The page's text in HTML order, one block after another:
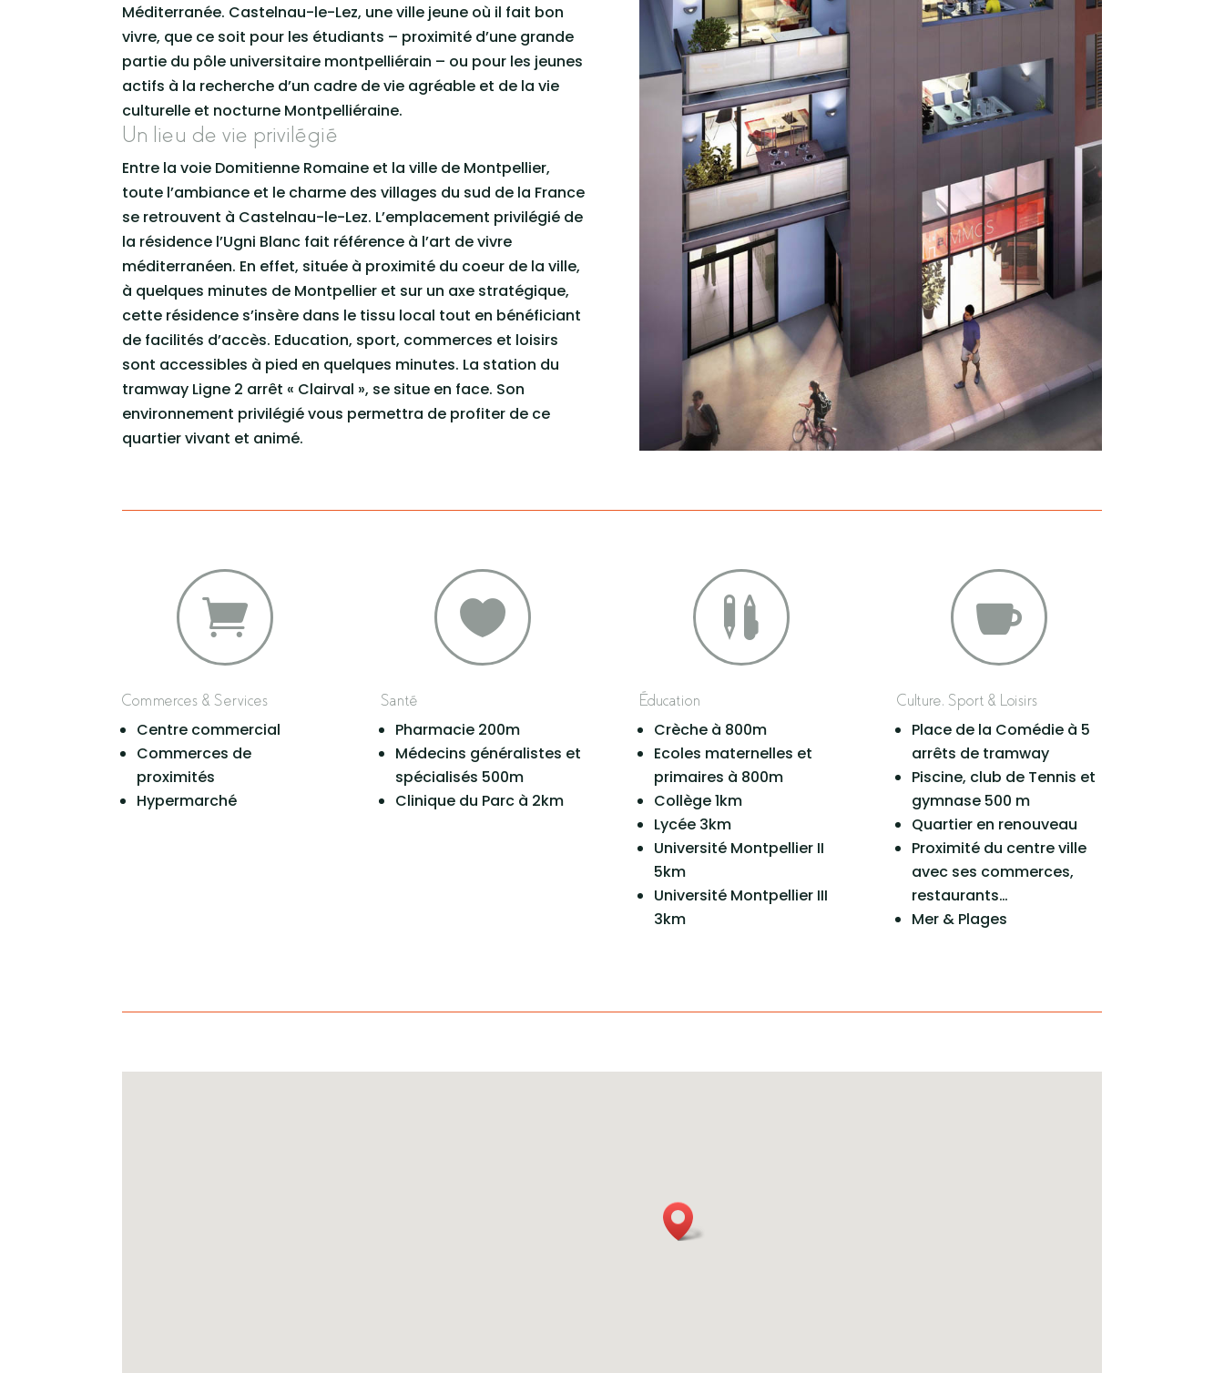
Méditerranée. Castelnau-le-Lez, une ville jeune où il fait bon
vivre, que ce soit pour les étudiants – proximité d’une grande
partie du pôle universitaire montpelliérain – ou pour les jeunes
actifs à la recherche d’un cadre de vie agréable et de la vie
culturelle et nocturne Montpelliéraine.
Un lieu de vie privilégié
Entre la voie Domitienne Romaine et la ville de Montpellier,
toute l’ambiance et le charme des villages du sud de la France
se retrouvent à Castelnau-le-Lez. L’emplacement privilégié de
la résidence l’Ugni Blanc fait référence à l’art de vivre
méditerranéen. En effet, située à proximité du coeur de la ville,
à quelques minutes de Montpellier et sur un axe stratégique,
cette résidence s’insère dans le tissu local tout en bénéficiant
de facilités d’accès. Education, sport, commerces et loisirs
sont accessibles à pied en quelques minutes. La station du
tramway Ligne 2 arrêt « Clairval », se situe en face. Son
environnement privilégié vous permettra de profiter de ce
quartier vivant et animé.

Commerces & Services
Centre commercial
Commerces de
proximités
Hypermarché

Santé
Pharmacie 200m
Médecins généralistes et
spécialisés 500m
Clinique du Parc à 2km

Éducation
Crèche à 800m
Ecoles maternelles et
primaires à 800m
Collège 1km
Lycée 3km
Université Montpellier II
5km
Université Montpellier III
3km

Culture, Sport & Loisirs
Place de la Comédie à 5
arrêts de tramway
Piscine, club de Tennis et
gymnase 500 m
Quartier en renouveau
Proximité du centre ville
avec ses commerces,
restaurants…
Mer & Plages